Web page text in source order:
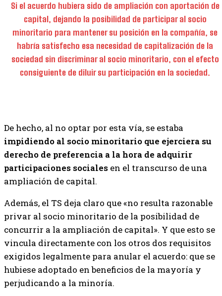
Si el acuerdo hubiera sido de ampliación con aportación de
capital, dejando la posibilidad de participar al socio
minoritario para mantener su posición en la compañía, se
habría satisfecho esa necesidad de capitalización de la
sociedad sin discriminar al socio minoritario, con el efecto
consiguiente de diluir su participación en la sociedad.
De hecho, al no optar por esta vía, se estaba
impidiendo al socio minoritario que ejerciera su
derecho de preferencia a la hora de adquirir
participaciones sociales en el transcurso de una
ampliación de capital.
Además, el TS deja claro que «no resulta razonable
privar al socio minoritario de la posibilidad de
concurrir a la ampliación de capital». Y que esto se
vincula directamente con los otros dos requisitos
exigidos legalmente para anular el acuerdo: que se
hubiese adoptado en beneficios de la mayoría y
perjudicando a la minoría.